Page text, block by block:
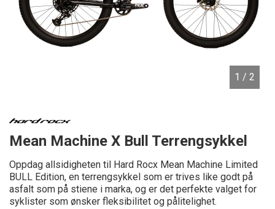
1 / 2
Mean Machine X Bull Terrengsykkel
Oppdag allsidigheten til Hard Rocx Mean Machine Limited
BULL Edition, en terrengsykkel som er trives like godt på
asfalt som på stiene i marka, og er det perfekte valget for
syklister som ønsker fleksibilitet og pålitelighet.